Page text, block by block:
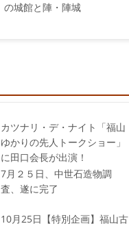
の城館と陣・陣城
カツナリ・デ・ナイト「福山
ゆかりの先人トークショー」
に田口会長が出演！
7月２５日、中世石造物調
査、遂に完了
10月25日【特別企画】福山古